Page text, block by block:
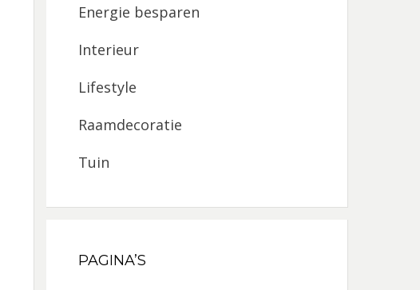
Energie besparen
Interieur
Lifestyle
Raamdecoratie
Tuin
PAGINA’S